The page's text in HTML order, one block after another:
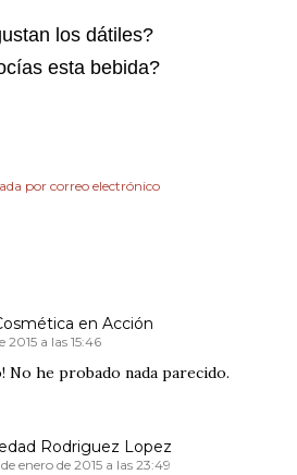
los dátiles?
esta bebida?
por correo electrónico
en Acción
2015 a las 15:46
No he probado nada parecido.
Rodriguez Lopez
enero de 2015 a las 23:49